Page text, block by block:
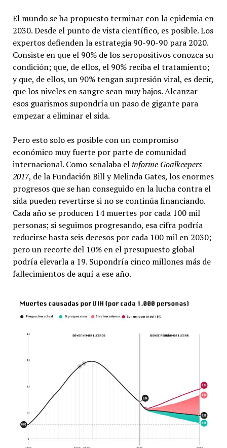
El mundo se ha propuesto terminar con la epidemia en
2030. Desde el punto de vista científico, es posible. Los
expertos defienden la estrategia 90-90-90 para 2020.
Consiste en que el 90% de los seropositivos conozca su
condición; que, de ellos, el 90% reciba el tratamiento;
y que, de ellos, un 90% tengan supresión viral, es decir,
que los niveles en sangre sean muy bajos. Alcanzar
esos guarismos supondría un paso de gigante para
empezar a eliminar el sida.
Pero esto solo es posible con un compromiso
económico muy fuerte por parte de comunidad
internacional. Como señalaba el informe Goalkeepers
2017, de la Fundación Bill y Melinda Gates, los enormes
progresos que se han conseguido en la lucha contra el
sida pueden revertirse si no se continúa financiando.
Cada año se producen 14 muertes por cada 100 mil
personas; si seguimos progresando, esa cifra podría
reducirse hasta seis decesos por cada 100 mil en 2030;
pero un recorte del 10% en el presupuesto global
podría elevarla a 19. Supondría cinco millones más de
fallecimientos de aquí a ese año.